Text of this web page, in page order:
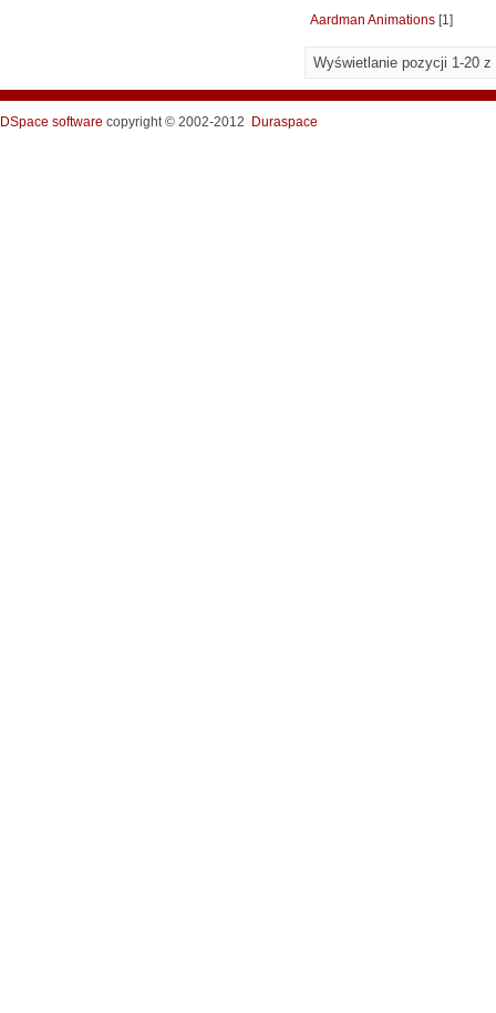
Aardman Animations [1]
Wyświetlanie pozycji 1-20 z
DSpace software copyright © 2002-2012 Duraspace